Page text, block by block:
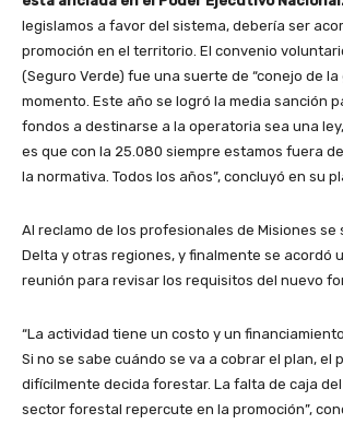
legislamos a favor del sistema, debería ser
promoción en el territorio. El convenio
(Seguro Verde) fue una suerte de “conejo de la
momento. Este año se logró la media sanción
fondos a destinarse a la operatoria sea una
es que con la 25.080 siempre estamos fuera
la normativa. Todos los años”, concluyó en su
Al reclamo de los profesionales de Misiones se
Delta y otras regiones, y finalmente se acordó
reunión para revisar los requisitos del nuevo
“La actividad tiene un costo y un
Si no se sabe cuándo se va a cobrar el plan, el
difícilmente decida forestar. La falta de caja
sector forestal repercute en la promoción”,